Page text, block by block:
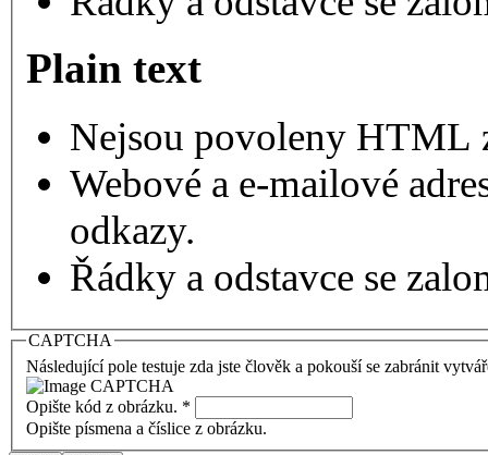
Plain text
Nejsou povoleny HTML
Webové a e-mailové
odkazy.
Řádky a odstavce se
CAPTCHA
Následující pole testuje zda jste člověk a pokouší se zabránit
Opište kód z obrázku. *
Opište písmena a číslice z obrázku.